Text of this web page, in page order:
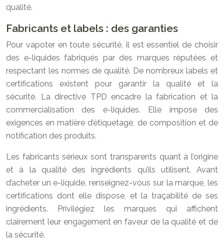
qualité.
Fabricants et labels : des garanties
Pour vapoter en toute sécurité, il est essentiel de choisir
des e-liquides fabriqués par des marques réputées et
respectant les normes de qualité. De nombreux labels et
certifications existent pour garantir la qualité et la
sécurité. La directive TPD encadre la fabrication et la
commercialisation des e-liquides. Elle impose des
exigences en matière d’étiquetage, de composition et de
notification des produits.
Les fabricants sérieux sont transparents quant à l’origine
et à la qualité des ingrédients qu’ils utilisent. Avant
d’acheter un e-liquide, renseignez-vous sur la marque, les
certifications dont elle dispose, et la traçabilité de ses
ingrédients. Privilégiez les marques qui affichent
clairement leur engagement en faveur de la qualité et de
la sécurité.